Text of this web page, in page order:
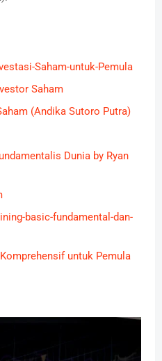
Saham-untuk-Pemula
Saham
(Andika Sutoro Putra)
Dunia by Ryan
basic-fundamental-dan-
untuk Pemula